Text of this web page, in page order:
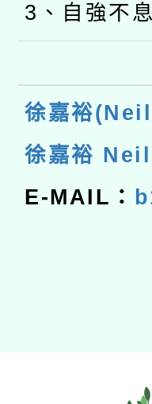
3、自強不息
徐嘉裕
徐嘉裕
E-MAIL：